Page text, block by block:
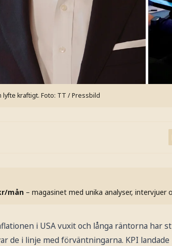
lyfte kraftigt. Foto: TT / Pressbild
mån – magasinet med unika analyser, intervjuer
i USA vuxit och långa räntorna har
de i linje med förväntningarna. KPI